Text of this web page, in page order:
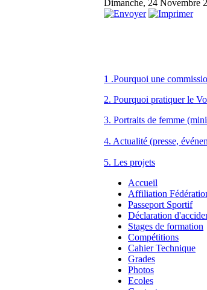
Dimanche, 24 Novembre
1 .Pourquoi une
2. Pourquoi pratiquer le
3. Portraits de femme
4. Actualité (presse,
5. Les projets
Accueil
Affiliation
Passeport Sportif
Déclaration
Stages de formation
Compétitions
Cahier Technique
Grades
Photos
Ecoles